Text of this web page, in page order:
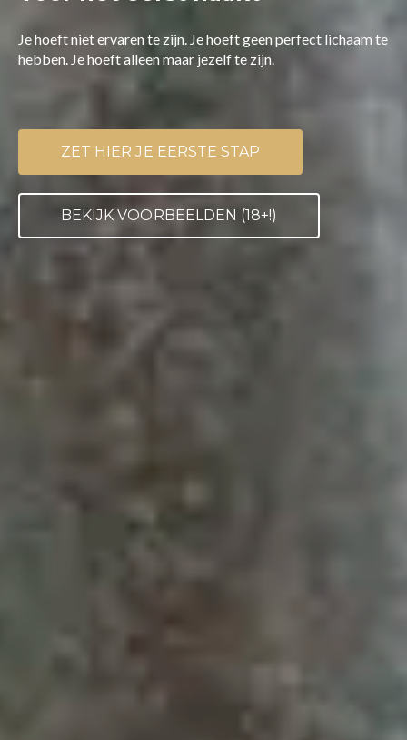
Je hoeft niet ervaren te zijn. Je hoeft geen perfect lichaam te
hebben. Je hoeft alleen maar jezelf te zijn.
ZET HIER JE EERSTE STAP
BEKIJK VOORBEELDEN (18+!)